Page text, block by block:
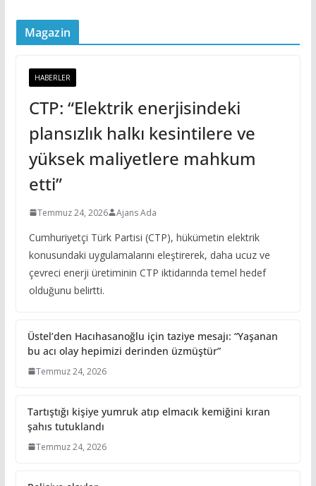
Magazin
HABERLER
CTP: “Elektrik enerjisindeki
plansızlık halkı kesintilere ve
yüksek maliyetlere mahkum
etti”
Temmuz 24, 2026 Ajans Ada
Cumhuriyetçi Türk Partisi (CTP), hükümetin elektrik
konusundaki uygulamalarını eleştirerek, daha ucuz ve
çevreci enerji üretiminin CTP iktidarında temel hedef
olduğunu belirtti.
Üstel’den Hacıhasanoğlu için taziye mesajı: “Yaşanan
bu acı olay hepimizi derinden üzmüştür”
Temmuz 24, 2026
Tartıştığı kişiye yumruk atıp elmacık kemiğini kıran
şahıs tutuklandı
Temmuz 24, 2026